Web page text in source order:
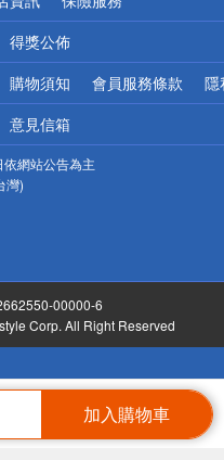
加入購物車
得獎公佈
購物須知 會員服務條款 隱
意見信箱
網站公告為主
灣)
00000-6
Corp. All Right Reserved